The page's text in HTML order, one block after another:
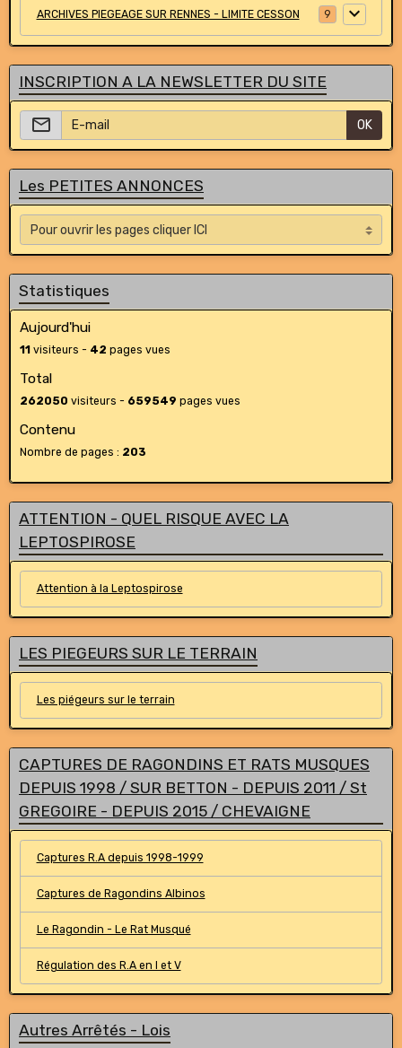
ARCHIVES PIEGEAGE SUR RENNES - LIMITE CESSON 9
INSCRIPTION A LA NEWSLETTER DU SITE
OK
Les PETITES ANNONCES
Statistiques
Aujourd'hui
11 visiteurs - 42 pages vues
Total
262050 visiteurs - 659549 pages vues
Contenu
Nombre de pages : 203
ATTENTION - QUEL RISQUE AVEC LA
LEPTOSPIROSE
Attention à la Leptospirose
LES PIEGEURS SUR LE TERRAIN
Les piégeurs sur le terrain
CAPTURES DE RAGONDINS ET RATS MUSQUES
DEPUIS 1998 / SUR BETTON - DEPUIS 2011 / St
GREGOIRE - DEPUIS 2015 / CHEVAIGNE
Captures R.A depuis 1998-1999
Captures de Ragondins Albinos
Le Ragondin - Le Rat Musqué
Régulation des R.A en I et V
Autres Arrêtés - Lois